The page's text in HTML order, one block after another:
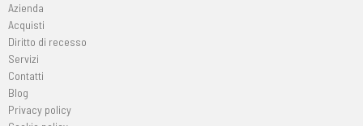
Azienda
Acquisti
Diritto di recesso
Servizi
Contatti
Blog
Privacy policy